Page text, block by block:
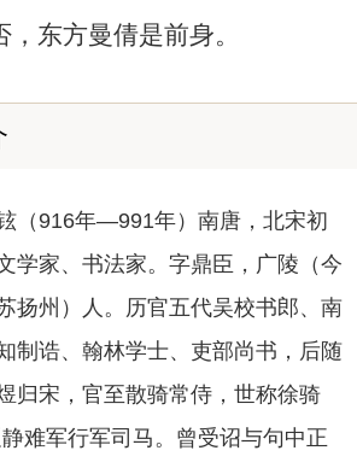
东方曼倩是前身。
（916年—991年）南唐，北宋初
学家、书法家。字鼎臣，广陵（今
扬州）人。历官五代吴校书郎、南
制诰、翰林学士、吏部尚书，后随
归宋，官至散骑常侍，世称徐骑
难军行军司马。曾受诏与句中正